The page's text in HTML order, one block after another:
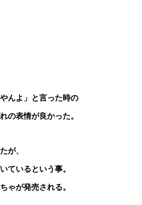
んよ」と言った時の
の表情が良かった。
が、
ているという事。
ゃが発売される。